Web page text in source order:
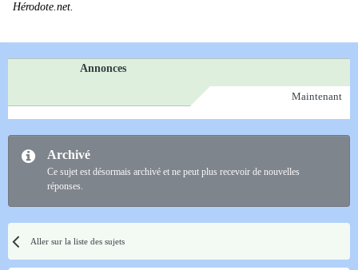
Hérodote.net.
Annonces
Maintenant
Archivé
Ce sujet est désormais archivé et ne peut plus recevoir de nouvelles
réponses.
Aller sur la liste des sujets